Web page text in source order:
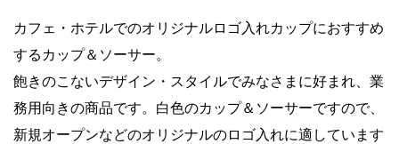
カフェ・ホテルでのオリジナルロゴ入れカップにおすすめ
するカップ＆ソーサー。
飽きのこないデザイン・スタイルでみなさまに好まれ、業
務用向きの商品です。白色のカップ＆ソーサーですので、
新規オープンなどのオリジナルのロゴ入れに適しています